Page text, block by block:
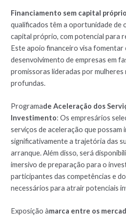
Financiamento sem capital próprio
qualificados têm a oportunidade de
capital próprio, com potencial para
Este apoio financeiro visa fomentar
desenvolvimento de empresas em
promissoras lideradas por
profundas.
Programade Aceleração dos
Investimento: Os empresários
serviços de aceleração que possam
significativamente a trajetória das
arranque. Além disso, será
imersivo de preparação para o
participantes das competências e
necessários para atrair potenciais
Exposição àmarca entre os